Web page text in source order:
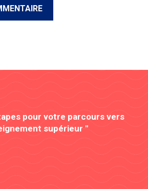
pour votre parcours vers
supérieur "